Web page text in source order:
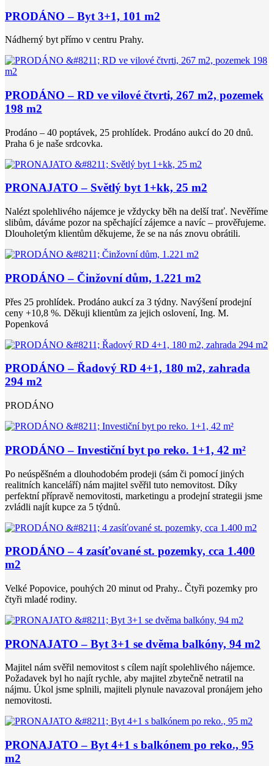
PRODÁNO – Byt 3+1, 101 m2
Nádherný byt přímo v centru Prahy.
PRODÁNO – RD ve vilové čtvrti, 267 m2, pozemek
198 m2
Prodáno – 40 poptávek, 25 prohlídek. Prodáno aukcí do 20 dnů.
Praha 6 je naše srdcovka.
PRONAJATO – Světlý byt 1+kk, 25 m2
Nalézt spolehlivého nájemce je vždycky běh na delší trať. Nevěříme
slibům, dáváme pozor na spěchající zájemce a navíc – prověřujeme.
Dlouholetým klientům děkujeme, že se na nás znovu obrátili.
PRODÁNO – Činžovní dům, 1.221 m2
Přes 25 prohlídek. Prodáno aukcí za 3 týdny. Navýšení prodejní
ceny +10,8 %. Děkuji klientům za jejich oslovení, Ing. M.
Popenková
PRODÁNO – Řadový RD 4+1, 180 m2, zahrada
294 m2
PRODÁNO
PRODÁNO – Investiční byt po reko. 1+1, 42 m²
Po neúspěšném a dlouhodobém prodeji (sám či pomocí jiných
realitních kanceláří) nám majitel svěřil tuto nemovitost. Díky
perfektní přípravě nemovitosti, marketingu a prodejní strategii jsme
zvládli najít kupce za 5 týdnů.
PRODÁNO – 4 zasíťované st. pozemky, cca 1.400
m2
Velké Popovice, pouhých 20 minut od Prahy.. Čtyři pozemky pro
čtyři mladé rodiny.
PRONAJATO – Byt 3+1 se dvěma balkóny, 94 m2
Majitel nám svěřil nemovitost s cílem najít spolehlivého nájemce.
Požadavek byl ho najít rychle, aby majitel zbytečně netratil na
nájmu. Úkol jsme splnili, majiteli plynule navazoval pronájem jeho
nemovitosti.
PRONAJATO – Byt 4+1 s balkónem po reko., 95
m2